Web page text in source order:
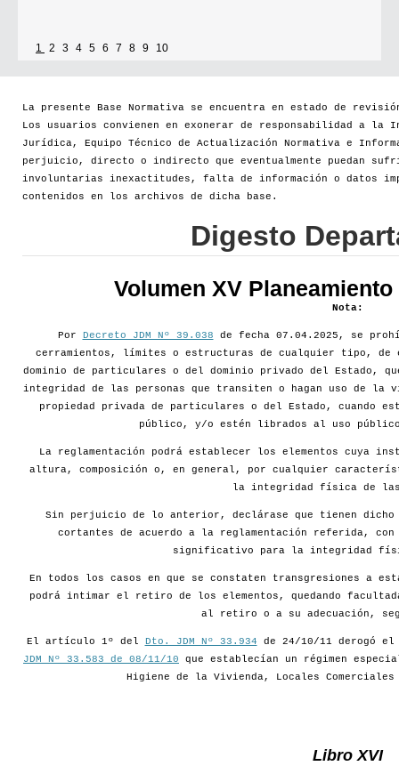
1 2 3 4 5 6 7 8 9 10
La presente Base Normativa se encuentra en estado de
Los usuarios convienen en exonerar de responsabilidad a la
Jurídica, Equipo Técnico de Actualización Normativa e
perjuicio, directo o indirecto que eventualmente puedan
involuntarias inexactitudes, falta de información o datos
contenidos en los archivos de dicha base.
Digesto
Volumen XV
Nota:
Por Decreto JDM Nº 39.038 de fecha 07.04.2025, se
cerramientos, límites o estructuras de cualquier tipo, de
dominio de particulares o del dominio privado del Estado,
integridad de las personas que transiten o hagan uso de la
propiedad privada de particulares o del Estado, cuando
público, y/o estén librados al uso
La reglamentación podrá establecer los elementos cuya
altura, composición o, en general, por cualquier
la integridad física de las
Sin perjuicio de lo anterior, declárase que tienen dicho
cortantes de acuerdo a la reglamentación referida,
significativo para la integridad
En todos los casos en que se constaten transgresiones a
podrá intimar el retiro de los elementos, quedando
al retiro o a su adecuación,
El artículo 1º del Dto. JDM Nº 33.934 de 24/10/11 derogó
JDM Nº 33.583 de 08/11/10 que establecían un régimen
Higiene de la Vivienda, Locales
Libro XVI